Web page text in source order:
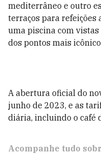
mediterrâneo e outro
terraços para refeições
uma piscina com vistas
dos pontos mais
A abertura oficial do
junho de 2023, e as
diária, incluindo o café
Acompanhe tudo